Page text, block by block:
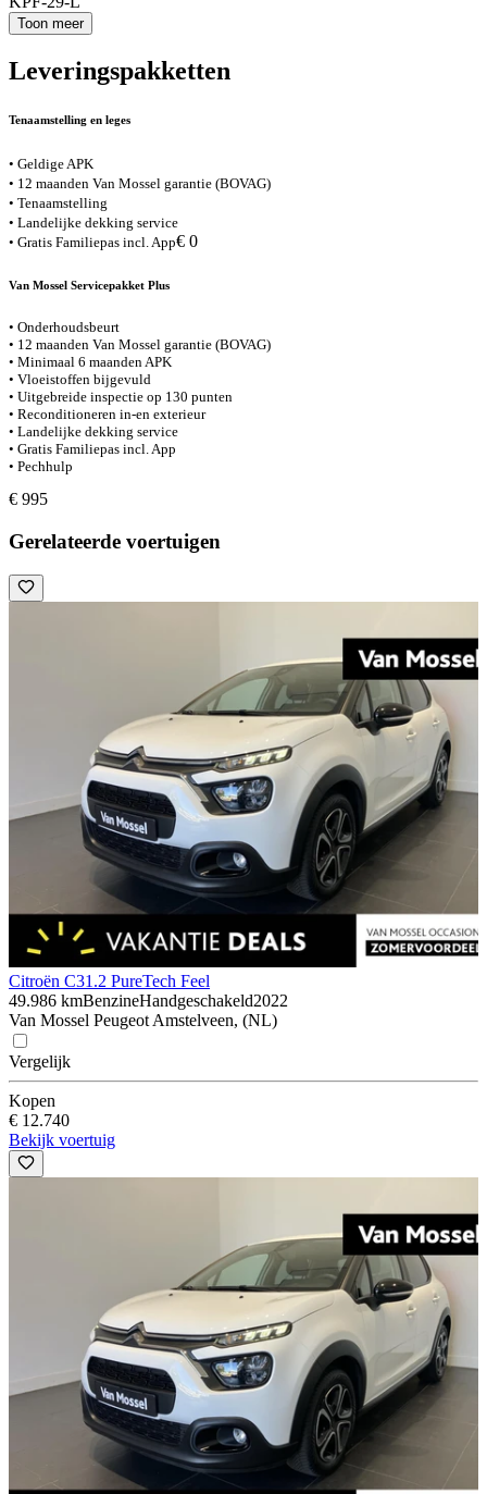
Toon meer
Leveringspakketten
Tenaamstelling en leges
• Geldige APK
• 12 maanden Van Mossel garantie (BOVAG)
• Tenaamstelling
• Landelijke dekking service
• Gratis Familiepas incl. App€ 0
Van Mossel Servicepakket Plus
• Onderhoudsbeurt
• 12 maanden Van Mossel garantie (BOVAG)
• Minimaal 6 maanden APK
• Vloeistoffen bijgevuld
• Uitgebreide inspectie op 130 punten
• Reconditioneren in-en exterieur
• Landelijke dekking service
• Gratis Familiepas incl. App
• Pechhulp
€ 995
Gerelateerde voertuigen
Citroën C31.2 PureTech Feel
49.986 kmBenzineHandgeschakeld2022
Van Mossel Peugeot Amstelveen, (NL)
Vergelijk
Kopen
€ 12.740
Bekijk voertuig